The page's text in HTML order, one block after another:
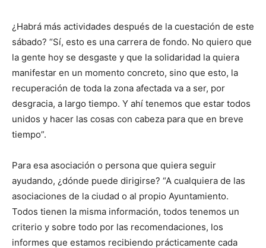
¿Habrá más actividades después de la cuestación de este
sábado? “Sí, esto es una carrera de fondo. No quiero que
la gente hoy se desgaste y que la solidaridad la quiera
manifestar en un momento concreto, sino que esto, la
recuperación de toda la zona afectada va a ser, por
desgracia, a largo tiempo. Y ahí tenemos que estar todos
unidos y hacer las cosas con cabeza para que en breve
tiempo”.
Para esa asociación o persona que quiera seguir
ayudando, ¿dónde puede dirigirse? “A cualquiera de las
asociaciones de la ciudad o al propio Ayuntamiento.
Todos tienen la misma información, todos tenemos un
criterio y sobre todo por las recomendaciones, los
informes que estamos recibiendo prácticamente cada